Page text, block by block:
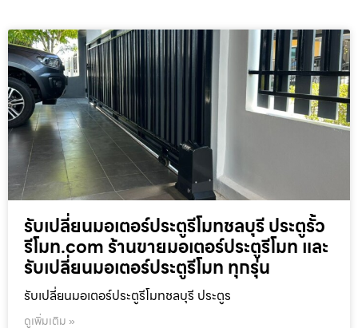
รับเปลี่ยนมอเตอร์ประตูรีโมทชลบุรี ประตูรั้ว
รีโมท.com ร้านขายมอเตอร์ประตูรีโมท และ
รับเปลี่ยนมอเตอร์ประตูรีโมท ทุกรุ่น
รับเปลี่ยนมอเตอร์ประตูรีโมทชลบุรี ประตูร
ดูเพิ่มเติม »